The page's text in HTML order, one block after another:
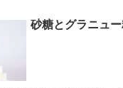
砂糖とグラニュ